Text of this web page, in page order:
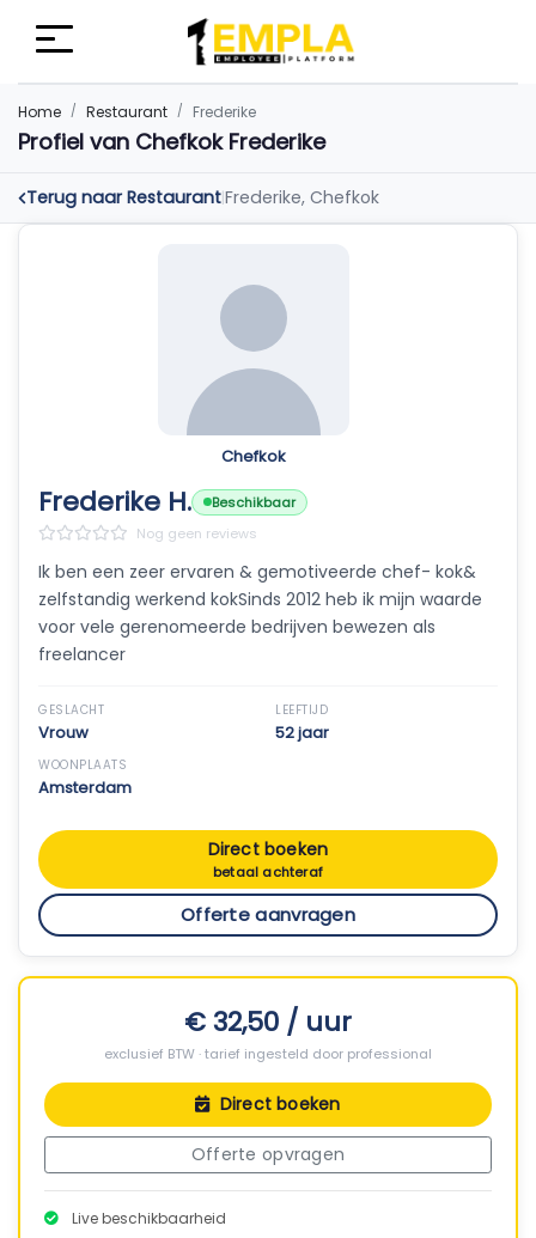
Home Restaurant Frederike
Profiel van Chefkok Frederike
Terug naar Restaurant|Frederike, Chefkok
Chefkok
Frederike H.
Beschikbaar
Nog geen reviews
Ik ben een zeer ervaren & gemotiveerde chef- kok&
zelfstandig werkend kokSinds 2012 heb ik mijn waarde
voor vele gerenomeerde bedrijven bewezen als
freelancer
GESLACHT
Vrouw
LEEFTIJD
52 jaar
WOONPLAATS
Amsterdam
Direct boeken
betaal achteraf
Offerte aanvragen
€ 32,50 / uur
exclusief BTW · tarief ingesteld door professional
Direct boeken
Offerte opvragen
Live beschikbaarheid